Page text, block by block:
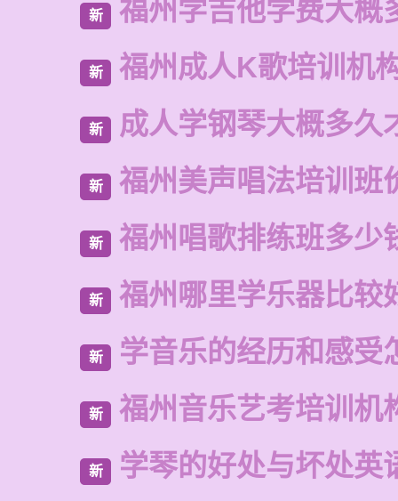
新 福州学吉他学费大概
新 福州成人K歌培训机
新 成人学钢琴大概多久
新 福州美声唱法培训班
新 福州唱歌排练班多少
新 福州哪里学乐器比较
新 学音乐的经历和感受
新 福州音乐艺考培训机
新 学琴的好处与坏处英